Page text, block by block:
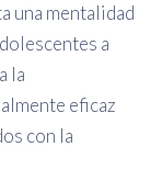
una mentalidad
a
la
eficaz
con la